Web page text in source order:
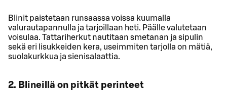
Blinit paistetaan runsaassa voissa kuumalla
valurautapannulla ja tarjoillaan heti. Päälle valutetaan
voisulaa. Tattariherkut nautitaan smetanan ja sipulin
sekä eri lisukkeiden kera, useimmiten tarjolla on mätiä,
suolakurkkua ja sienisalaattia.
2. Blineillä on pitkät perinteet